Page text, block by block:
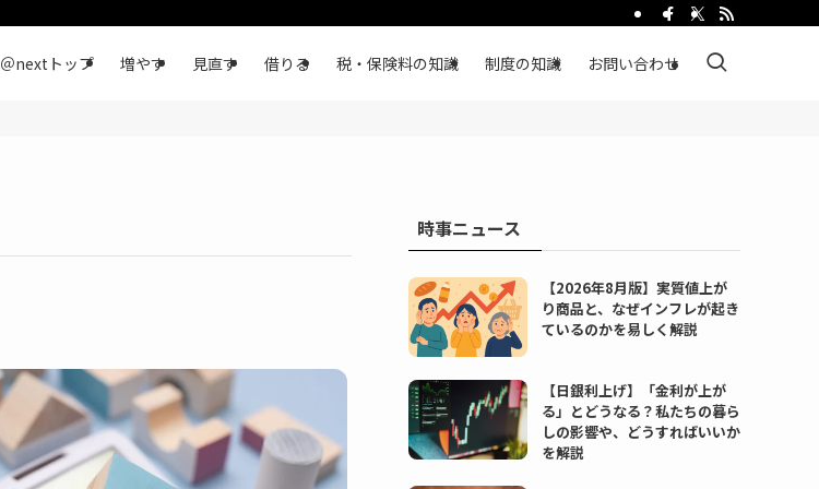
＠nextトップ 増やす 見直す 借りる 税・保険料の知識 制度の知識 お問い合わせ
時事ニュース
【2026年8月版】実質値上が
り商品と、なぜインフレが起き
ているのかを易しく解説
【日銀利上げ】「金利が上が
る」とどうなる？私たちの暮ら
しの影響や、どうすればいいか
を解説